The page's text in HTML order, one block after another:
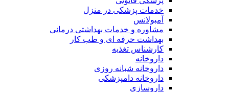
خدمات پزشکی در منزل
آمبولانس
مشاوره و خدمات بهداشتی درمانی
بهداشت حرفه ای و طب کار
کارشناس تغذیه
داروخانه
داروخانه شبانه روزی
داروخانه دامپزشکی
داروسازی